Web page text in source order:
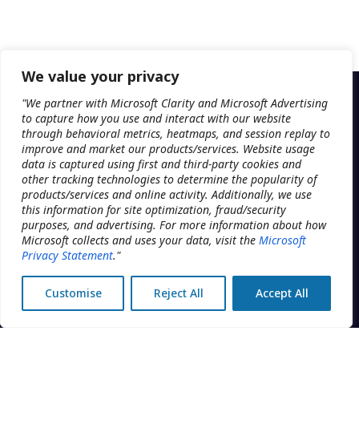
We value your privacy
"We partner with Microsoft Clarity and Microsoft Advertising
to capture how you use and interact with our website
through behavioral metrics, heatmaps, and session replay to
improve and market our products/services. Website usage
data is captured using first and third-party cookies and
other tracking technologies to determine the popularity of
products/services and online activity. Additionally, we use
this information for site optimization, fraud/security
purposes, and advertising. For more information about how
Microsoft collects and uses your data, visit the Microsoft
Privacy Statement."
Customise Reject All Accept All
The operating system for
multi-location clinic groups.
Built by Addatech Systems Inc.
in Montréal, Canada.
PLATFORM
Planification
DME
Engagement client
Sécurité